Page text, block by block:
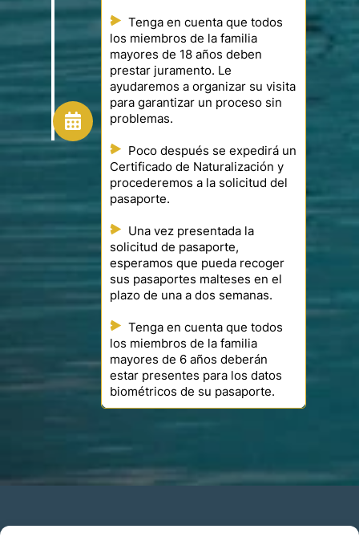
Tenga en cuenta que todos
los miembros de la familia
mayores de 18 años deben
prestar juramento. Le
ayudaremos a organizar su visita
para garantizar un proceso sin
problemas.
Poco después se expedirá un
Certificado de Naturalización y
procederemos a la solicitud del
pasaporte.
Una vez presentada la
solicitud de pasaporte,
esperamos que pueda recoger
sus pasaportes malteses en el
plazo de una a dos semanas.
Tenga en cuenta que todos
los miembros de la familia
mayores de 6 años deberán
estar presentes para los datos
biométricos de su pasaporte.